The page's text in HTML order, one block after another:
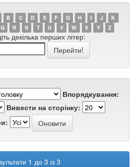
B C D E F G H I J
K
Q R S T U V W X Y Z
декілька перших літер:
Впорядкування:
Вивести на сторінку:
1 до 3 із 3